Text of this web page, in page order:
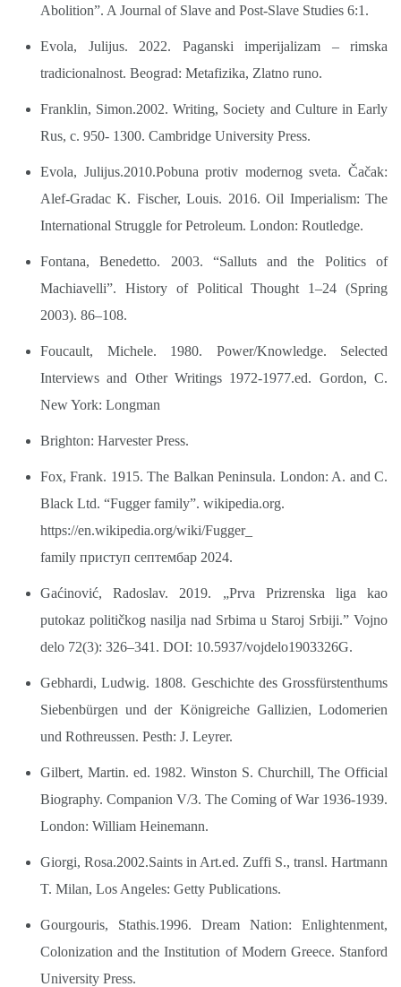
Abolition”. A Journal of Slave and Post-Slave Studies 6:1.
Evola, Julijus. 2022. Paganski imperijalizam – rimska
tradicionalnost. Beograd: Metafizika, Zlatno runo.
Franklin, Simon.2002. Writing, Society and Culture in Early
Rus, c. 950- 1300. Cambridge University Press.
Evola, Julijus.2010.Pobuna protiv modernog sveta. Čačak:
Alef-Gradac K. Fischer, Louis. 2016. Oil Imperialism: The
International Struggle for Petroleum. London: Routledge.
Fontana, Benedetto. 2003. “Salluts and the Politics of
Machiavelli”. History of Political Thought 1–24 (Spring
2003). 86–108.
Foucault, Michele. 1980. Power/Knowledge. Selected
Interviews and Other Writings 1972-1977.ed. Gordon, C.
New York: Longman
Brighton: Harvester Press.
Fox, Frank. 1915. The Balkan Peninsula. London: A. and C.
Black Ltd. “Fugger family”. wikipedia.org.
https://en.wikipedia.org/wiki/Fugger_
family приступ септембар 2024.
Gaćinović, Radoslav. 2019. „Prva Prizrenska liga kao
putokaz političkog nasilja nad Srbima u Staroj Srbiji.” Vojno
delo 72(3): 326–341. DOI: 10.5937/vojdelo1903326G.
Gebhardi, Ludwig. 1808. Geschichte des Grossfürstenthums
Siebenbürgen und der Königreiche Gallizien, Lodomerien
und Rothreussen. Pesth: J. Leyrer.
Gilbert, Martin. ed. 1982. Winston S. Churchill, The Official
Biography. Companion V/3. The Coming of War 1936-1939.
London: William Heinemann.
Giorgi, Rosa.2002.Saints in Art.ed. Zuffi S., transl. Hartmann
T. Milan, Los Angeles: Getty Publications.
Gourgouris, Stathis.1996. Dream Nation: Enlightenment,
Colonization and the Institution of Modern Greece. Stanford
University Press.